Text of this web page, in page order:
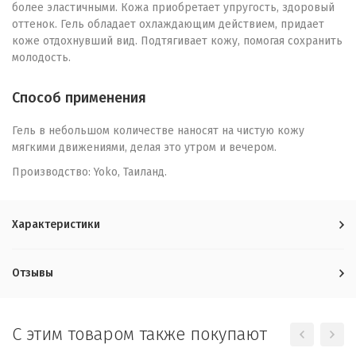
более эластичными. Кожа приобретает упругость, здоровый
оттенок. Гель обладает охлаждающим действием, придает
коже отдохнувший вид. Подтягивает кожу, помогая сохранить
молодость.
Способ применения
Гель в небольшом количестве наносят на чистую кожу
мягкими движениями, делая это утром и вечером.
Производство: Yoko, Таиланд.
Характеристики
Отзывы
C этим товаром также покупают